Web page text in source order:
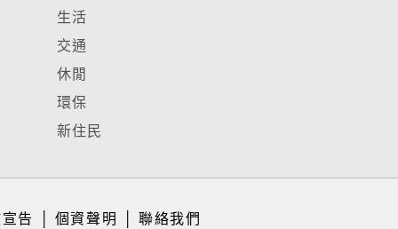
生活
交通
休閒
環保
新住民
告 個資聲明 聯絡我們